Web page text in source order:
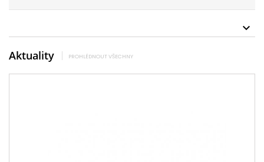
Aktuality PROHLÉDNOUT VŠECHNY